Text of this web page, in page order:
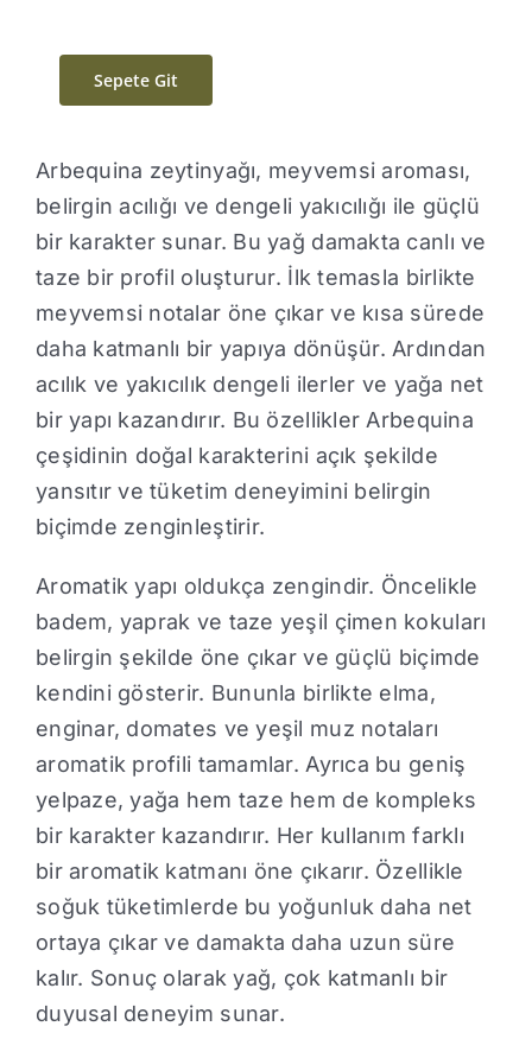
Sepete Git
Arbequina zeytinyağı, meyvemsi aroması,
belirgin acılığı ve dengeli yakıcılığı ile güçlü
bir karakter sunar. Bu yağ damakta canlı ve
taze bir profil oluşturur. İlk temasla birlikte
meyvemsi notalar öne çıkar ve kısa sürede
daha katmanlı bir yapıya dönüşür. Ardından
acılık ve yakıcılık dengeli ilerler ve yağa net
bir yapı kazandırır. Bu özellikler Arbequina
çeşidinin doğal karakterini açık şekilde
yansıtır ve tüketim deneyimini belirgin
biçimde zenginleştirir.
Aromatik yapı oldukça zengindir. Öncelikle
badem, yaprak ve taze yeşil çimen kokuları
belirgin şekilde öne çıkar ve güçlü biçimde
kendini gösterir. Bununla birlikte elma,
enginar, domates ve yeşil muz notaları
aromatik profili tamamlar. Ayrıca bu geniş
yelpaze, yağa hem taze hem de kompleks
bir karakter kazandırır. Her kullanım farklı
bir aromatik katmanı öne çıkarır. Özellikle
soğuk tüketimlerde bu yoğunluk daha net
ortaya çıkar ve damakta daha uzun süre
kalır. Sonuç olarak yağ, çok katmanlı bir
duyusal deneyim sunar.